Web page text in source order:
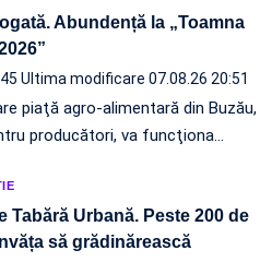
Abundență la „Toamna
Ultima modificare 07.08.26 20:51
piaţă agro-alimentară din Buzău,
producători, va funcţiona…
Tabără Urbană. Peste 200 de
să grădinărească